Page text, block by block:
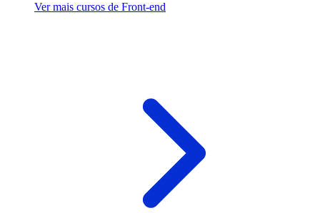
Ver mais cursos de Front-end